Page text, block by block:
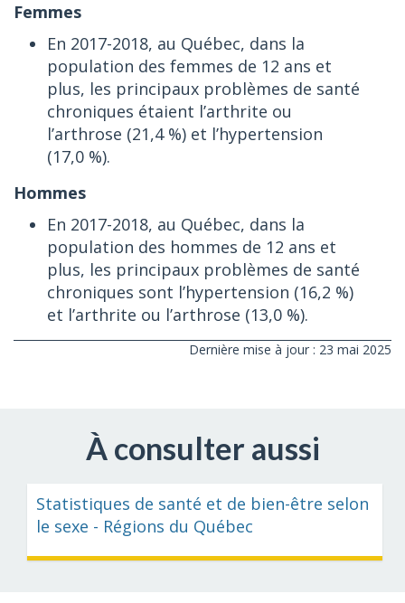
Femmes
En 2017-2018, au Québec, dans la
population des femmes de 12 ans et
plus, les principaux problèmes de santé
chroniques étaient l’arthrite ou
l’arthrose (21,4 %) et l’hypertension
(17,0 %).
Hommes
En 2017-2018, au Québec, dans la
population des hommes de 12 ans et
plus, les principaux problèmes de santé
chroniques sont l’hypertension (16,2 %)
et l’arthrite ou l’arthrose (13,0 %).
Dernière mise à jour : 23 mai 2025
À consulter aussi
Statistiques de santé et de bien-être selon
le sexe - Régions du Québec